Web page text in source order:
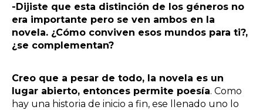
-Dijiste que esta distinción de los géneros no
era importante pero se ven ambos en la
novela. ¿Cómo conviven esos mundos para ti?,
¿se complementan?
Creo que a pesar de todo, la novela es un
lugar abierto, entonces permite poesía. Como
hay una historia de inicio a fin, ese llenado uno lo